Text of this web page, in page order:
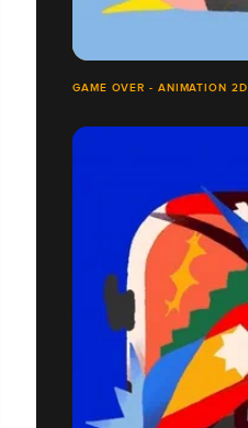
GAME OVER - ANIMATION 2D